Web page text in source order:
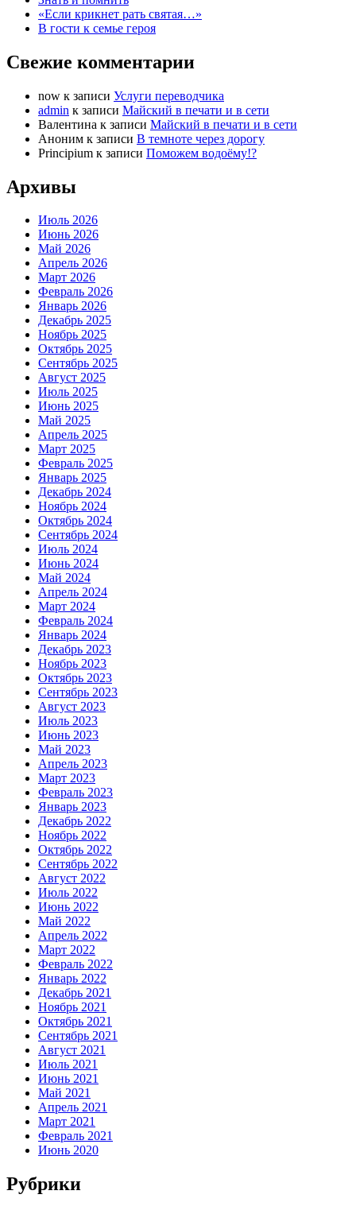
«Если крикнет рать святая…»
В гости к семье героя
Свежие комментарии
now к записи Услуги переводчика
admin к записи Майский в печати и в сети
Валентина к записи Майский в печати и в сети
Аноним к записи В темноте через дорогу
Principium к записи Поможем водоёму!?
Архивы
Июль 2026
Июнь 2026
Май 2026
Апрель 2026
Март 2026
Февраль 2026
Январь 2026
Декабрь 2025
Ноябрь 2025
Октябрь 2025
Сентябрь 2025
Август 2025
Июль 2025
Июнь 2025
Май 2025
Апрель 2025
Март 2025
Февраль 2025
Январь 2025
Декабрь 2024
Ноябрь 2024
Октябрь 2024
Сентябрь 2024
Июль 2024
Июнь 2024
Май 2024
Апрель 2024
Март 2024
Февраль 2024
Январь 2024
Декабрь 2023
Ноябрь 2023
Октябрь 2023
Сентябрь 2023
Август 2023
Июль 2023
Июнь 2023
Май 2023
Апрель 2023
Март 2023
Февраль 2023
Январь 2023
Декабрь 2022
Ноябрь 2022
Октябрь 2022
Сентябрь 2022
Август 2022
Июль 2022
Июнь 2022
Май 2022
Апрель 2022
Март 2022
Февраль 2022
Январь 2022
Декабрь 2021
Ноябрь 2021
Октябрь 2021
Сентябрь 2021
Август 2021
Июль 2021
Июнь 2021
Май 2021
Апрель 2021
Март 2021
Февраль 2021
Июнь 2020
Рубрики